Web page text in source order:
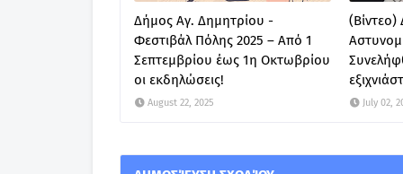
Δήμος Αγ. Δημητρίου -
Φεστιβάλ Πόλης 2025 – Από 1
Σεπτεμβρίου έως 1η Οκτωβρίου
οι εκδηλώσεις!
August 22, 2025
(Βίντεο)
July 02,